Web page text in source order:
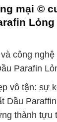
mại ©
công
Parafin
vô tận: sự
Dầu
thành tựu